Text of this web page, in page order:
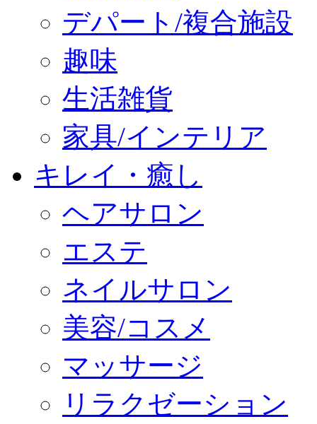
デパート/複合施設
趣味
生活雑貨
家具/インテリア
キレイ・癒し
ヘアサロン
エステ
ネイルサロン
美容/コスメ
マッサージ
リラクゼーション